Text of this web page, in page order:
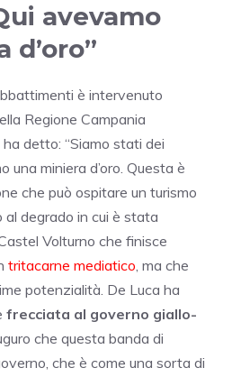
avevamo
d’oro”
è intervenuto
Regione Campania
detto: “Siamo stati dei
una miniera d’oro. Questa è
che può ospitare un turismo
al degrado in cui è stata
Volturno che finisce
tritacarne mediatico, ma che
potenzialità. De Luca ha
frecciata al governo giallo-
che questa banda di
che è come una sorta di